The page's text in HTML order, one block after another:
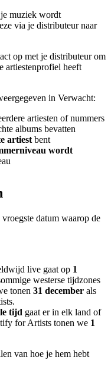
muziek wordt
via je distributeur naar
op met je distributeur om
artiestenprofiel heeft
in Verwacht:
artiesten of nummers
albums bevatten
artiest bent
wordt
datum waarop de
live gaat op 1
westerse tijdzones
tonen 31 december als
tijd gaat er in elk land of
for Artists tonen we 1
van hoe je hem hebt